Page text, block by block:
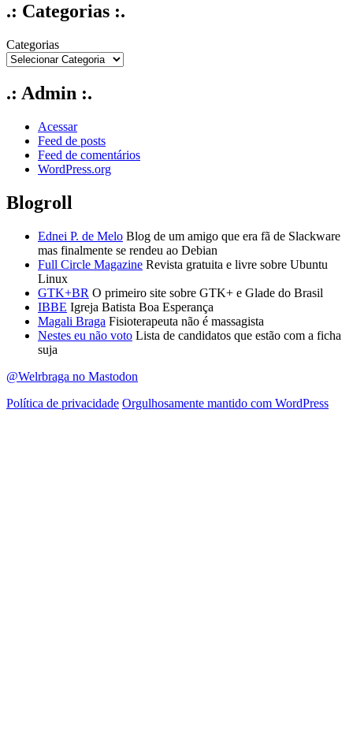
.: Categorias :.
Categorias
.: Admin :.
Acessar
Feed de posts
Feed de comentários
WordPress.org
Blogroll
Ednei P. de Melo Blog de um amigo que era fã de Slackware
mas finalmente se rendeu ao Debian
Full Circle Magazine Revista gratuita e livre sobre Ubuntu
Linux
GTK+BR O primeiro site sobre GTK+ e Glade do Brasil
IBBE Igreja Batista Boa Esperança
Magali Braga Fisioterapeuta não é massagista
Nestes eu não voto Lista de candidatos que estão com a ficha
suja
@Welrbraga no Mastodon
Política de privacidade Orgulhosamente mantido com WordPress